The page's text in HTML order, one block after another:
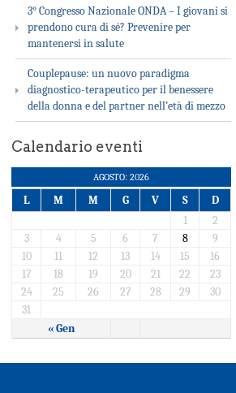
3° Congresso Nazionale ONDA – I giovani si
prendono cura di sé? Prevenire per
mantenersi in salute
Couplepause: un nuovo paradigma
diagnostico-terapeutico per il benessere
della donna e del partner nell’età di mezzo
Calendario eventi
AGOSTO: 2026
L M M G V S D
« Gen
1
2
3
4 5 6 7 8
9
10
11 12 13 14 15
16
17
18 19 20 21 22
23
24
25 26 27 28 29
30
31